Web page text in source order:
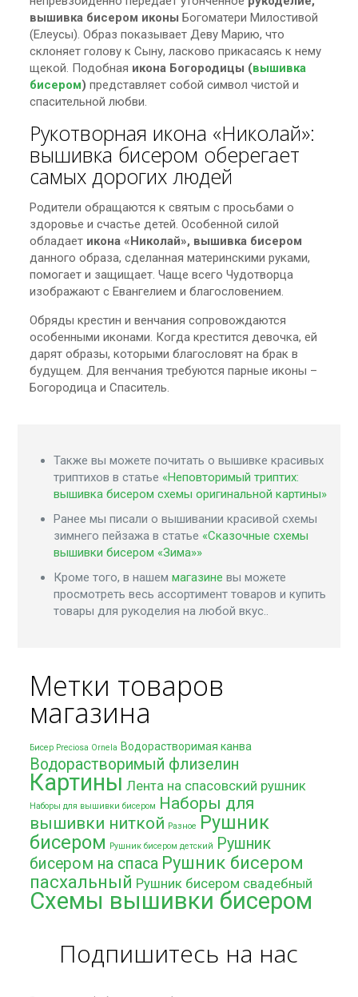
вышивка бисером иконы Богоматери Милостивой
(Елеусы). Образ показывает Деву Марию, что
склоняет голову к Сыну, ласково прикасаясь к нему
щекой. Подобная икона Богородицы (вышивка
бисером) представляет собой символ чистой и
спасительной любви.
Рукотворная икона «Николай»:
вышивка бисером оберегает
самых дорогих людей
Родители обращаются к святым с просьбами о
здоровье и счастье детей. Особенной силой
обладает икона «Николай», вышивка бисером
данного образа, сделанная материнскими руками,
помогает и защищает. Чаще всего Чудотворца
изображают с Евангелием и благословением.
Обряды крестин и венчания сопровождаются
особенными иконами. Когда крестится девочка, ей
дарят образы, которыми благословят на брак в
будущем. Для венчания требуются парные иконы –
Богородица и Спаситель.
Также вы можете почитать о вышивке красивых
триптихов в статье «Неповторимый триптих:
вышивка бисером схемы оригинальной картины»
Ранее мы писали о вышивании красивой схемы
зимнего пейзажа в статье «Сказочные схемы
вышивки бисером «Зима»»
Кроме того, в нашем магазине вы можете
просмотреть весь ассортимент товаров и купить
товары для рукоделия на любой вкус..
Метки товаров
магазина
Бисер Preciosa Ornela Водорастворимая канва
Водорастворимый флизелин
Картины Лента на спасовский рушник
Наборы для вышивки бисером Наборы для
вышивки ниткой Разное Рушник
бисером Рушник бисером детский
Рушник
бисером на спаса Рушник бисером
пасхальный Рушник бисером свадебный
Схемы вышивки бисером
Подпишитесь на нас